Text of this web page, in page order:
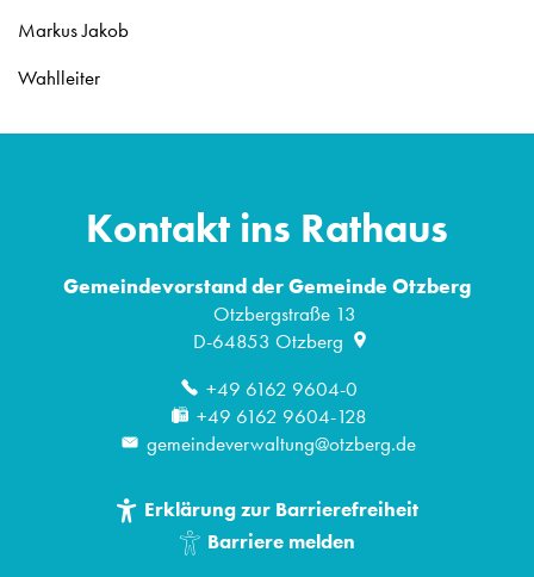
Markus Jakob
Wahlleiter
Kontakt ins Rathaus
Gemeindevorstand der Gemeinde Otzberg
Otzbergstraße 13
D-64853 Otzberg
+49 6162 9604-0
+49 6162 9604-128
gemeindeverwaltung@otzberg.de
Erklärung zur Barrierefreiheit
Barriere melden